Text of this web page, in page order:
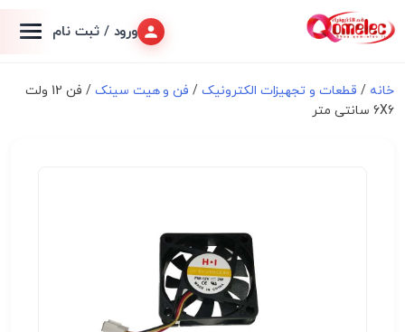
ورود / ثبت نام
خانه / قطعات و تجهیزات الکترونیک/ فن و هیت سینک
/ فن 12 ولت
6X6 سانتی متر